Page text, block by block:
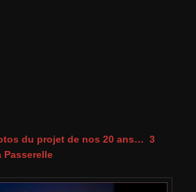
du projet de nos 20 ans… 3
Passerelle